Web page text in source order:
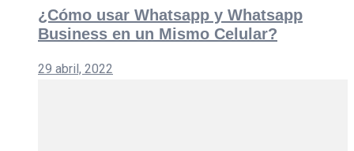
¿Cómo usar Whatsapp y Whatsapp
Business en un Mismo Celular?
29 abril, 2022